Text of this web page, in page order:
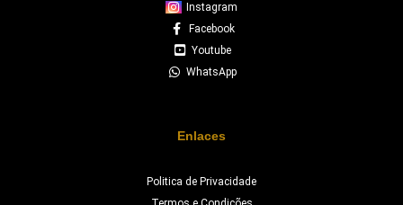
Instagram
Facebook
Youtube
WhatsApp
Enlaces
Politica de Privacidade